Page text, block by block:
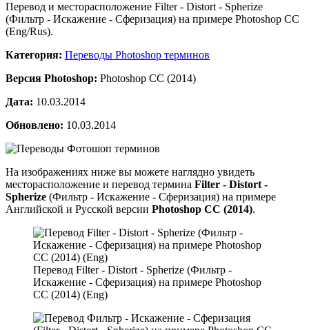
Перевод и месторасположение Filter - Distort - Spherize
(Фильтр - Искажение - Сферизация) на примере Photoshop CC
(Eng/Rus).
Категория: Переводы Photoshop терминов
Версия Photoshop: Photoshop CC (2014)
Дата: 10.03.2014
Обновлено: 10.03.2014
На изображениях ниже вы можете наглядно увидеть
месторасположение и перевод термина Filter - Distort -
Spherize (Фильтр - Искажение - Сферизация) на примере
Английской и Русской версии Photoshop CC (2014).
Перевод Filter - Distort - Spherize (Фильтр -
Искажение - Сферизация) на примере Photoshop
CC (2014) (Eng)